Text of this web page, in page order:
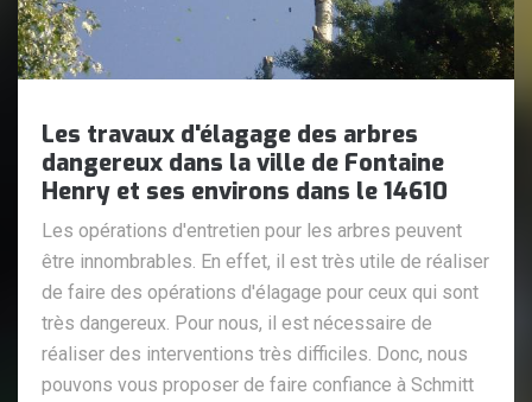
Les travaux d'élagage des arbres
dangereux dans la ville de Fontaine
Henry et ses environs dans le 14610
Les opérations d'entretien pour les arbres peuvent
être innombrables. En effet, il est très utile de réaliser
de faire des opérations d'élagage pour ceux qui sont
très dangereux. Pour nous, il est nécessaire de
réaliser des interventions très difficiles. Donc, nous
pouvons vous proposer de faire confiance à Schmitt